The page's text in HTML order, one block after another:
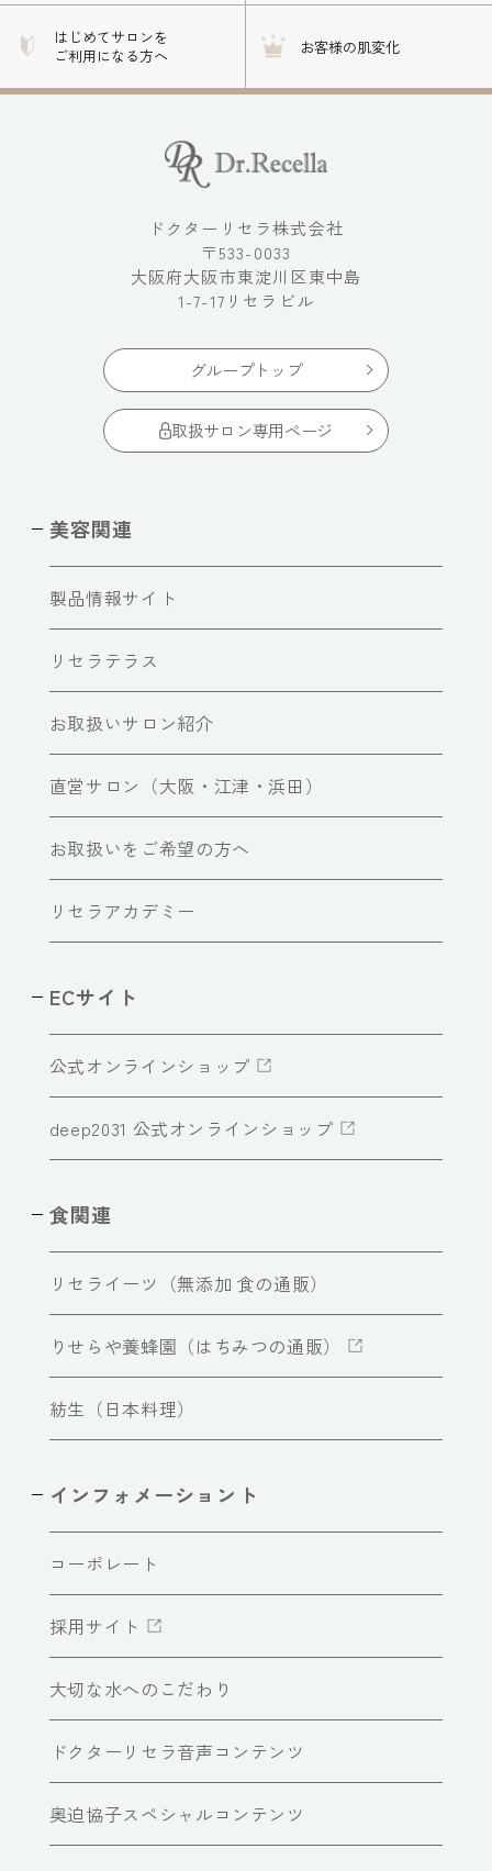
はじめてサロンを
ご利用になる方へ
お客様の肌変化
ドクターリセラ株式会社
〒533-0033
大阪府大阪市東淀川区東中島
1-7-17リセラビル
グループトップ
取扱サロン専用ページ
美容関連
製品情報サイト
リセラテラス
お取扱いサロン紹介
直営サロン（大阪・江津・浜田）
お取扱いをご希望の方へ
リセラアカデミー
ECサイト
公式オンラインショップ
deep2031 公式オンラインショップ
食関連
リセライーツ（無添加 食の通販）
りせらや養蜂園（はちみつの通販）
紡生（日本料理）
インフォメーショント
コーポレート
採用サイト
大切な水へのこだわり
ドクターリセラ音声コンテンツ
奥迫協子スペシャルコンテンツ